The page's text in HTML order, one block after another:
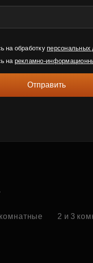
на обработку персональных
нарекламно-
Отправить
2 и 3